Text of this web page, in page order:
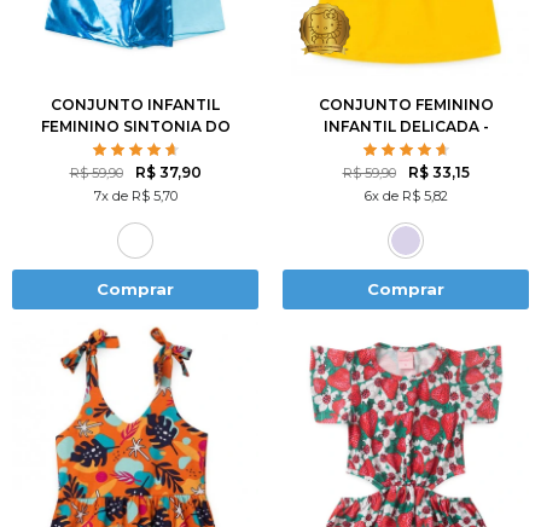
2 3 4 8
CONJUNTO INFANTIL
FEMININO SINTONIA DO
OCEANO
R$ 59,90 R$ 37,90
7x de R$ 5,70
Comprar
1 6
CONJUNTO FEMININO
INFANTIL DELICADA -
HELLO KITTY
R$ 59,90 R$ 33,15
6x de R$ 5,82
Comprar